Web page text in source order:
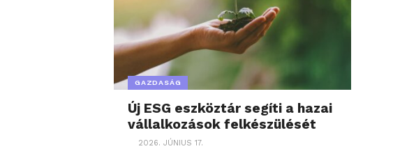
GAZDASÁG
Új ESG eszköztár segíti a hazai
vállalkozások felkészülését
2026. JÚNIUS 17.